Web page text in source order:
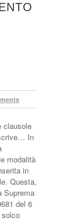
clausole
In
modalità
in
Questa,
Suprema
del 6
solco